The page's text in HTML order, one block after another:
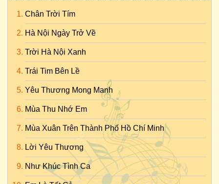
Chân Trời Tím
Hà Nội Ngày Trở Về
Trời Hà Nội Xanh
Trái Tim Bên Lề
Yêu Thương Mong Manh
Mùa Thu Nhớ Em
Mùa Xuân Trên Thành Phố Hồ Chí Minh
Lời Yêu Thương
Như Khúc Tình Ca